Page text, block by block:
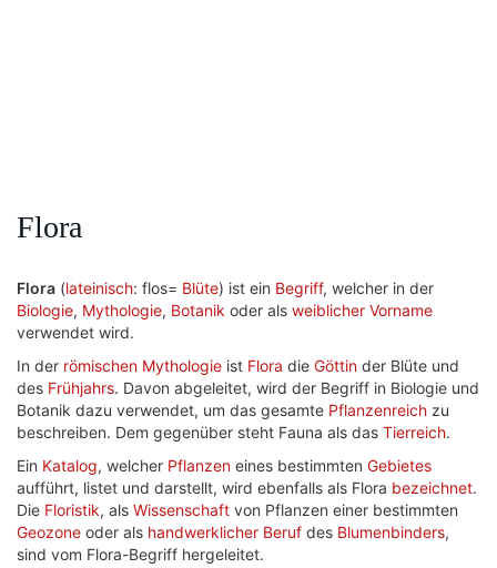
Flora
Flora (lateinisch: flos= Blüte) ist ein Begriff, welcher in der
Biologie, Mythologie, Botanik oder als weiblicher Vorname
verwendet wird.
In der römischen Mythologie ist Flora die Göttin der Blüte und
des Frühjahrs. Davon abgeleitet, wird der Begriff in Biologie und
Botanik dazu verwendet, um das gesamte Pflanzenreich zu
beschreiben. Dem gegenüber steht Fauna als das Tierreich.
Ein Katalog, welcher Pflanzen eines bestimmten Gebietes
aufführt, listet und darstellt, wird ebenfalls als Flora bezeichnet.
Die Floristik, als Wissenschaft von Pflanzen einer bestimmten
Geozone oder als handwerklicher Beruf des Blumenbinders,
sind vom Flora-Begriff hergeleitet.